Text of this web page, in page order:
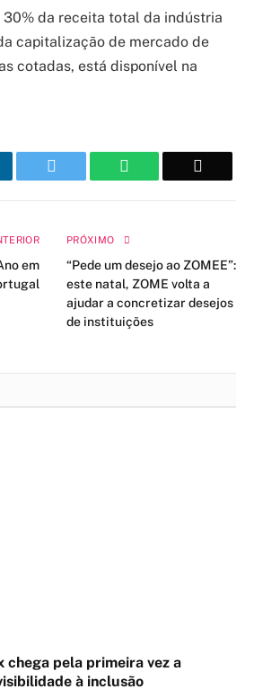
da receita total da indústria
capitalização de mercado de
cotadas, está disponível na
WhatsApp
em
PRÓXIMO
“Pede um desejo ao ZOMEE”:
este natal, ZOME volta a
ajudar a concretizar desejos
de instituições
chega pela primeira vez a
à inclusão